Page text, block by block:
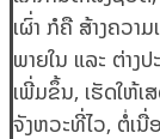
ເຜົ່າ ກໍຄື ສ້າງຄວ
ພາຍໃນ ແລະ ຕ່າງ
ເພີ່ມຂຶ້ນ, ເຮັດໃຫ້ເ
ຈັງຫວະທີ່ໄວ, ຕໍ່ເ